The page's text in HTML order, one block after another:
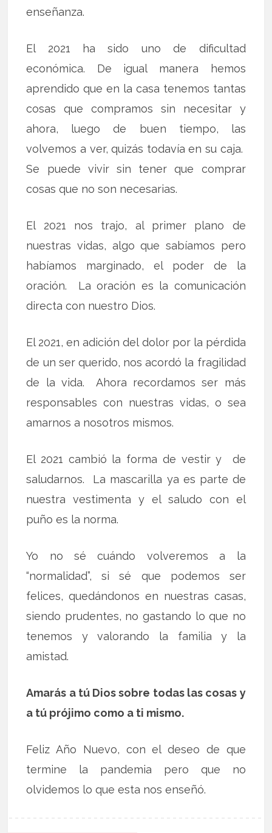
enseñanza.
El 2021 ha sido uno de dificultad
económica. De igual manera hemos
aprendido que en la casa tenemos tantas
cosas que compramos sin necesitar y
ahora, luego de buen tiempo, las
volvemos a ver, quizás todavía en su caja.
Se puede vivir sin tener que comprar
cosas que no son necesarias.
El 2021 nos trajo, al primer plano de
nuestras vidas, algo que sabíamos pero
habíamos marginado, el poder de la
oración. La oración es la comunicación
directa con nuestro Dios.
El 2021, en adición del dolor por la pérdida
de un ser querido, nos acordó la fragilidad
de la vida. Ahora recordamos ser más
responsables con nuestras vidas, o sea
amarnos a nosotros mismos.
El 2021 cambió la forma de vestir y de
saludarnos. La mascarilla ya es parte de
nuestra vestimenta y el saludo con el
puño es la norma.
Yo no sé cuándo volveremos a la
“normalidad”, si sé que podemos ser
felices, quedándonos en nuestras casas,
siendo prudentes, no gastando lo que no
tenemos y valorando la familia y la
amistad.
Amarás a tú Dios sobre todas las cosas y
a tú prójimo como a ti mismo.
Feliz Año Nuevo, con el deseo de que
termine la pandemia pero que no
olvidemos lo que esta nos enseñó.